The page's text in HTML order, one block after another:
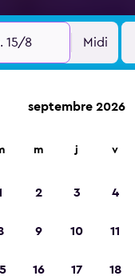
15/8 Midi
septembre 2026
m j v
2 3 4
9 10 11
16 17 18